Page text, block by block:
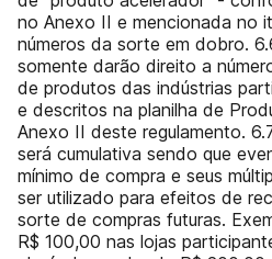
no Anexo II e mencionada no
números da sorte em dobro.
somente darão direito a
de produtos das indústrias
e descritos na planilha de
Anexo II deste regulamento.
será cumulativa sendo que
mínimo de compra e seus
ser utilizado para efeitos de
sorte de compras futuras.
R$ 100,00 nas lojas